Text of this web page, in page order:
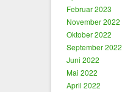
Februar 2023
November 2022
Oktober 2022
September 2022
Juni 2022
Mai 2022
April 2022